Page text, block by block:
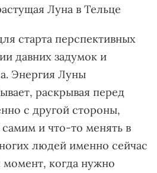
Луна в Тельце
старта перспективных
давних задумок и
Энергия Луны
раскрывая перед
с другой стороны,
самим и что-то менять в
людей именно сейчас
когда нужно